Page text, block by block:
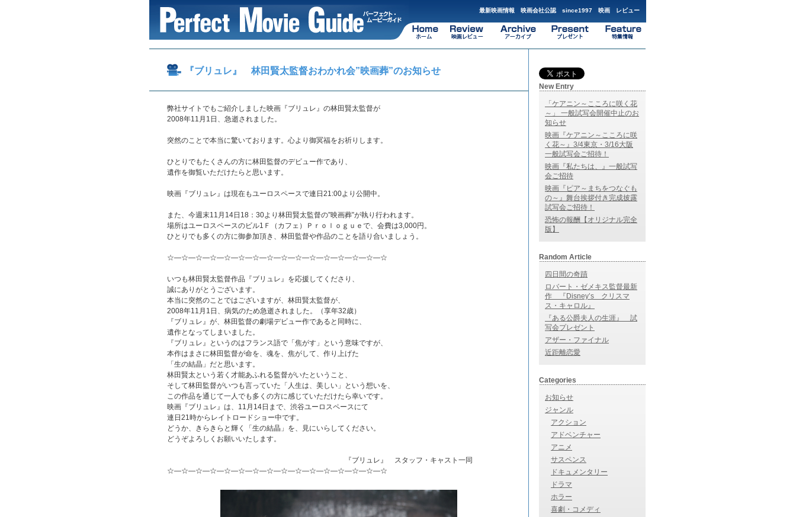
最新映画情報 映画会社公認 since1997 映画 レビュー
『ブリュレ』 林田賢太監督おわかれ会”映画葬”のお知らせ
弊社サイトでもご紹介しました映画『ブリュレ』の林田賢太監督が
2008年11月1日、急逝されました。
突然のことで本当に驚いております。心より御冥福をお祈りします。
ひとりでもたくさんの方に林田監督のデビュー作であり、
遺作を御覧いただけたらと思います。
映画『ブリュレ』は現在もユーロスペースで連日21:00より公開中。
また、今週末11月14日18：30より林田賢太監督の”映画葬”が執り行われます。
場所はユーロスペースのビル1Ｆ（カフェ）Ｐｒｏｌｏｇｕｅで、会費は3,000円。
ひとりでも多くの方に御参加頂き、林田監督や作品のことを語り合いましょう。
☆―☆―☆―☆―☆―☆―☆―☆―☆―☆―☆―☆―☆―☆―☆―☆
いつも林田賢太監督作品『ブリュレ』を応援してくださり、
誠にありがとうございます。
本当に突然のことではございますが、林田賢太監督が、
2008年11月1日、病気のため急逝されました。（享年32歳）
『ブリュレ』が、林田監督の劇場デビュー作であると同時に、
遺作となってしまいました。
『ブリュレ』というのはフランス語で「焦がす」という意味ですが、
本作はまさに林田監督が命を、魂を、焦がして、作り上げた
「生の結晶」だと思います。
林田賢太という若く才能あふれる監督がいたということ、
そして林田監督がいつも言っていた「人生は、美しい」という想いを、
この作品を通じて一人でも多くの方に感じていただけたら幸いです。
映画『ブリュレ』は、11月14日まで、渋谷ユーロスペースにて
連日21時からレイトロードショー中です。
どうか、きらきらと輝く「生の結晶」を、見にいらしてください。
どうぞよろしくお願いいたします。
『ブリュレ』 スタッフ・キャスト一同
☆―☆―☆―☆―☆―☆―☆―☆―☆―☆―☆―☆―☆―☆―☆―☆
New Entry
「ケアニン～こころに咲く花
～」 一般試写会開催中止のお
知らせ
映画『ケアニン～こころに咲
く花～』3/4東京・3/16大阪
一般試写会ご招待！
映画『私たちは、』一般試写
会ご招待
映画『ピア～まちをつなぐも
の～』舞台挨拶付き完成披露
試写会ご招待！
恐怖の報酬【オリジナル完全
版】
Random Article
四日間の奇蹟
ロバート・ゼメキス監督最新
作 『Disney’s クリスマ
ス・キャロル』
『ある公爵夫人の生涯』 試
写会プレゼント
アザー・ファイナル
近距離恋愛
Categories
お知らせ
ジャンル
アクション
アドベンチャー
アニメ
サスペンス
ドキュメンタリー
ドラマ
ホラー
喜劇・コメディ